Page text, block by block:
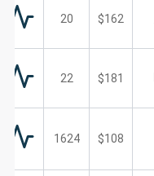
$162
20
$181
22
$108
1624